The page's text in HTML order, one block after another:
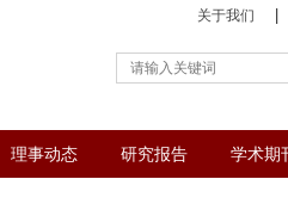
关于我们
理事动态 研究报告 学术期